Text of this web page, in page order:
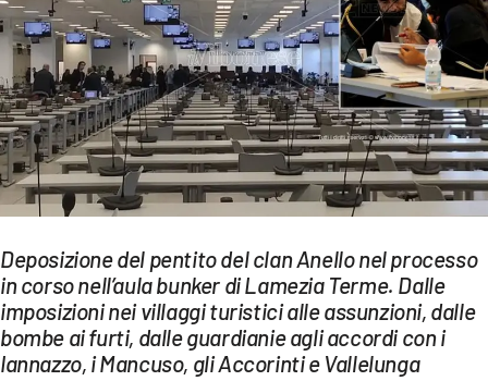
ECONOMIA E LAVORO
EVENTI
SPORT
Streaming
LAC TV
LAC NETWORK
LAC ONAIR
LaC
Deposizione del pentito del clan Anello nel processo
in corso nell’aula bunker di Lamezia Terme. Dalle
imposizioni nei villaggi turistici alle assunzioni, dalle
bombe ai furti, dalle guardianie agli accordi con i
Iannazzo, i Mancuso, gli Accorinti e Vallelunga